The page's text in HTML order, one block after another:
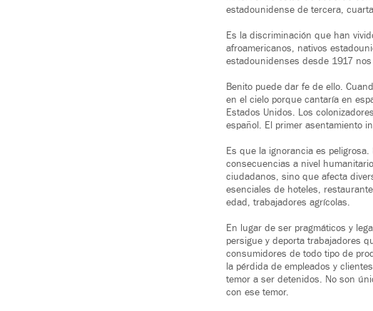
estadounidense de tercera,
Es la discriminación que han
afroamericanos, nativos
estadounidenses desde 1917
Benito puede dar fe de ello.
en el cielo porque cantaría en
Estados Unidos. Los
español. El primer asentamiento
Es que la ignorancia es
consecuencias a nivel
ciudadanos, sino que afecta
esenciales de hoteles,
edad, trabajadores agrícolas.
En lugar de ser pragmáticos y
persigue y deporta trabajadores
consumidores de todo tipo de
la pérdida de empleados y
temor a ser detenidos. No son
con ese temor.